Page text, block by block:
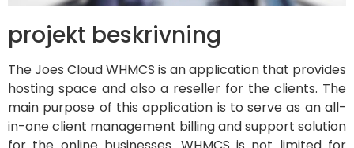
projekt beskrivning
The Joes Cloud WHMCS is an application that provides
hosting space and also a reseller for the clients. The
main purpose of this application is to serve as an all-
in-one client management billing and support solution